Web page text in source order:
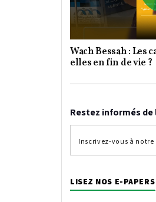
Wach Bessah : Les
elles en fin de vie ?
Restez informés
LISEZ NOS E-PAPERS